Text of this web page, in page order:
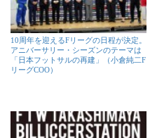
10周年を迎えるFリーグの日程が決定。
アニバーサリー・シーズンのテーマは
「日本フットサルの再建」（小倉純二F
リーグCOO）